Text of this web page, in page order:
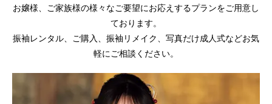
お嬢様、ご家族様の様々なご要望にお応えするプランをご用意し
ております。
振袖レンタル、ご購入、振袖リメイク、写真だけ成人式などお気
軽にご相談ください。